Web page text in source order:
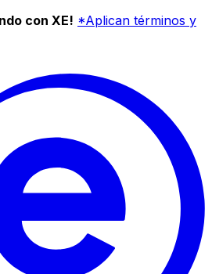
con XE! *Aplican términos y